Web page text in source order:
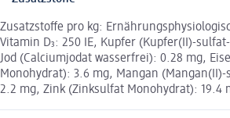
Zusatzstoffe pro kg:
Vitamin D₃: 250 IE, Kupfer (Kupfer(II)-
Jod (Calciumjodat wasserfrei): 0.28 mg,
Monohydrat): 3.6 mg, Mangan
2.2 mg, Zink (Zinksulfat Monohydrat): 19.4